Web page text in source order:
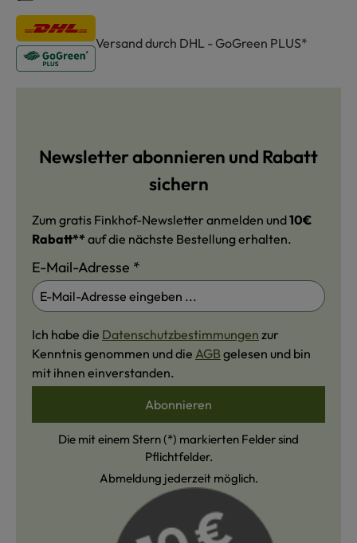
Versand durch DHL - GoGreen PLUS*
Newsletter abonnieren und Rabatt
sichern
Zum gratis Finkhof-Newsletter anmelden und10€
Rabatt** auf die nächste Bestellung erhalten.
E-Mail-Adresse *
Ich habe die Datenschutzbestimmungen zur
Kenntnis genommen und die AGB gelesen und bin
mit ihnen einverstanden.
Abonnieren
Die mit einem Stern (*) markierten Felder sind
Pflichtfelder.
Abmeldung jederzeit möglich.